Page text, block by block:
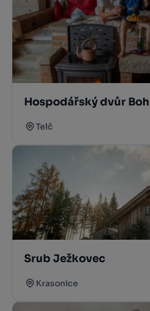
Hospodářský dvůr
Telč
Srub Ježkovec
Krasonice